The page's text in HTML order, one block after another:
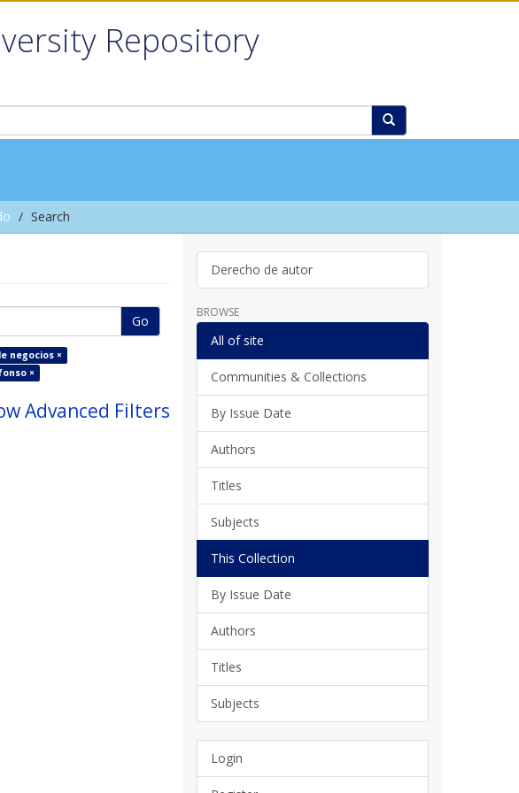
Repository
Search
Go
negocios ×
×
Advanced Filters
Derecho de autor
BROWSE
All of site
Communities & Collections
By Issue Date
Authors
Titles
Subjects
This Collection
By Issue Date
Authors
Titles
Subjects
Login